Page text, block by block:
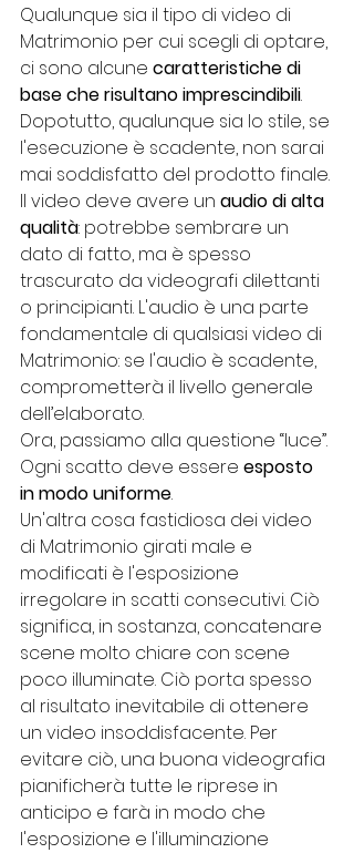
Qualunque sia il tipo di video di
Matrimonio per cui scegli di optare,
ci sono alcune caratteristiche di
base che risultano imprescindibili.
Dopotutto, qualunque sia lo stile, se
l'esecuzione è scadente, non sarai
mai soddisfatto del prodotto finale.
Il video deve avere un audio di alta
qualità: potrebbe sembrare un
dato di fatto, ma è spesso
trascurato da videografi dilettanti
o principianti. L'audio è una parte
fondamentale di qualsiasi video di
Matrimonio: se l'audio è scadente,
comprometterà il livello generale
dell’elaborato.
Ora, passiamo alla questione “luce”.
Ogni scatto deve essere esposto
in modo uniforme.
Un'altra cosa fastidiosa dei video
di Matrimonio girati male e
modificati è l'esposizione
irregolare in scatti consecutivi. Ciò
significa, in sostanza, concatenare
scene molto chiare con scene
poco illuminate. Ciò porta spesso
al risultato inevitabile di ottenere
un video insoddisfacente. Per
evitare ciò, una buona videografia
pianificherà tutte le riprese in
anticipo e farà in modo che
l'esposizione e l'illuminazione